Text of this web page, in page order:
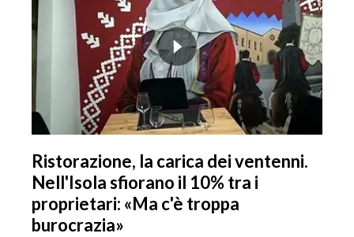
Ristorazione, la carica dei ventenni.
Nell'Isola sfiorano il 10% tra i
proprietari: «Ma c'è troppa
burocrazia»